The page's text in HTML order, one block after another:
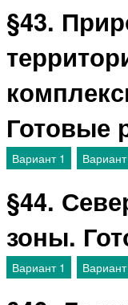
§43.
Готовые
Вариант 1
§44.
зоны.
Вариант 1